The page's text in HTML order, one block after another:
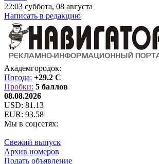
22:03 суббота, 08 августа
Написать в редакцию
Академгородок:
Погода: +29.2 C
Пробки: 5 баллов
08.08.2026
USD: 81.13
EUR: 93.58
Мы в соцсетях:
Свежий выпуск
Архив номеров
Подать объявление